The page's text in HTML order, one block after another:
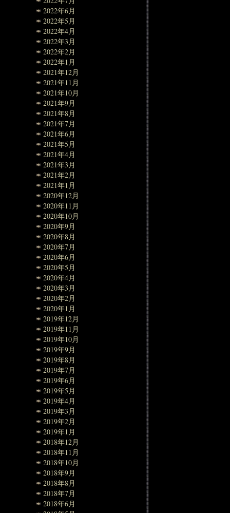
2022年6月
2022年5月
2022年4月
2022年3月
2022年2月
2022年1月
2021年12月
2021年11月
2021年10月
2021年9月
2021年8月
2021年7月
2021年6月
2021年5月
2021年4月
2021年3月
2021年2月
2021年1月
2020年12月
2020年11月
2020年10月
2020年9月
2020年8月
2020年7月
2020年6月
2020年5月
2020年4月
2020年3月
2020年2月
2020年1月
2019年12月
2019年11月
2019年10月
2019年9月
2019年8月
2019年7月
2019年6月
2019年5月
2019年4月
2019年3月
2019年2月
2019年1月
2018年12月
2018年11月
2018年10月
2018年9月
2018年8月
2018年7月
2018年6月